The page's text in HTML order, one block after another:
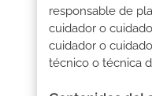
responsable de
cuidador o
cuidador o
técnico o técnica